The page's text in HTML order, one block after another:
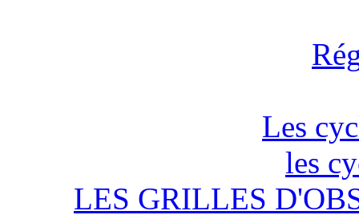
Les
les
LES GRILLES